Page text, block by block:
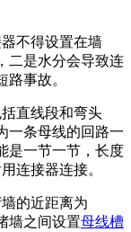
不得设置在墙
二是水分会导致连
事故。
直线段和弯头
一条母线的回路一
是一节一节，长度
连接器连接。
的近距离为
墙之间设置母线槽